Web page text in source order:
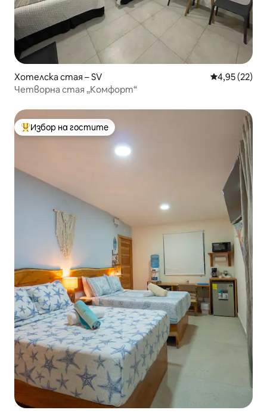
Хотелска стая – SV Средна
4,95 (22)
Четворна стая „Комфорт“
Най-популярен избор на гостите
Избор на гостите